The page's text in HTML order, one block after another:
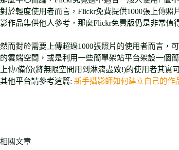
對於輕度使用者而言，Flickr免費提供1000張上傳
影作品集供他人參考，那麼Flickr免費版仍是非常值
然而對於需要上傳超過1000張照片的使用者而言，
的雲端空間，或是利用一些簡單架站平台架設一個
上傳/備份(將無限空間用到淋漓盡致!)的使用者其
其他平台請參考這篇: 新手攝影師如何建立自己的作
相關文章